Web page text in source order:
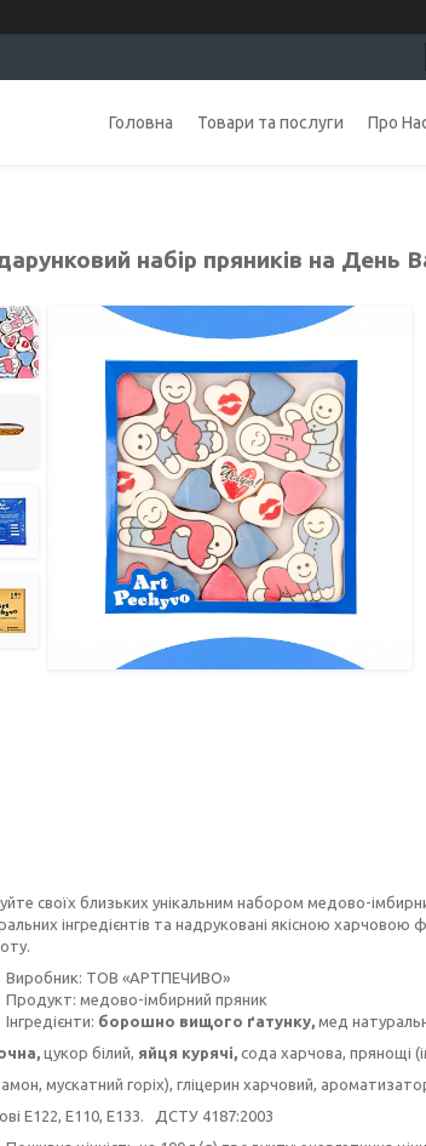
Головна Товари та послуги Про
набір пряників на День
своїх близьких унікальним набором медово-
інгредієнтів та надруковані якісною
Виробник: ТОВ «АРТПЕЧИВО»
Продукт: медово-імбирний пряник
Інгредієнти: борошно вищого ґатунку, мед
цукор білий, яйця курячі, сода харчова, прянощі
мускатний горіх), гліцерин харчовий,
Е122, E110, E133. ДСТУ 4187:2003